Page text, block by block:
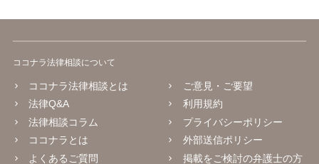
ココナラ法律相談について
ココナラ法律相談とは
法律Q&A
法律相談コラム
ココナラとは
よくあるご質問
ご意見・ご要望
利用規約
プライバシーポリシー
外部送信ポリシー
掲載をご検討の弁護士の方